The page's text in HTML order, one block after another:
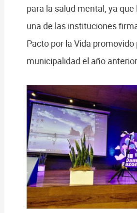
para la salud mental, ya que
una de las instituciones
Pacto por la Vida promovido
municipalidad el año